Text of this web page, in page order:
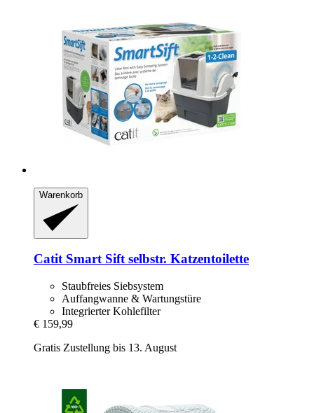
Warenkorb
CatitSmart Sift selbstr. Katzentoilette
Staubfreies Siebsystem
Auffangwanne & Wartungstüre
Integrierter Kohlefilter
€ 159,99
Gratis Zustellung bis 13. August